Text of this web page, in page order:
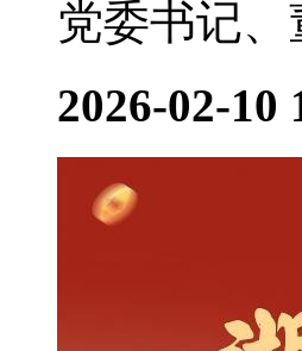
党委书记、
2026-02-10